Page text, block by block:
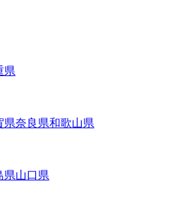
県
県奈良県和歌山県
県山口県